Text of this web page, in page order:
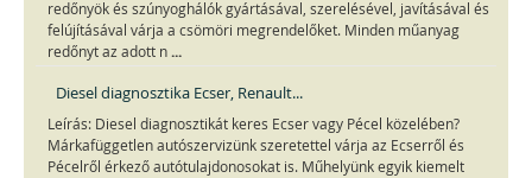
redőnyök és szúnyoghálók gyártásával, szerelésével, javításával és
felújításával várja a csömöri megrendelőket. Minden műanyag
redőnyt az adott n ...
Diesel diagnosztika Ecser, Renault...
Leírás: Diesel diagnosztikát keres Ecser vagy Pécel közelében?
Márkafüggetlen autószervizünk szeretettel várja az Ecserről és
Pécelről érkező autótulajdonosokat is. Műhelyünk egyik kiemelt